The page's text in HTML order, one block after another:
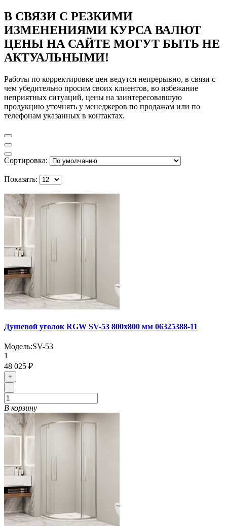
В СВЯЗИ С РЕЗКИМИ
ИЗМЕНЕНИЯМИ КУРСА ВАЛЮТ
ЦЕНЫ НА САЙТЕ МОГУТ БЫТЬ НЕ
АКТУАЛЬНЫМИ!
Работы по корректировке цен ведутся непрерывно, в связи с
чем убедительно просим своих клиентов, во избежание
неприятных ситуаций, цены на заинтересовавшую
продукцию уточнять у менеджеров по продажам или по
телефонам указанных в контактах.
Сортировка:
Показать:
Душевой уголок RGW SV-53 800x800 мм 06325388-11
Модель:SV-53
1
48 025 ₽
+
-
В корзину